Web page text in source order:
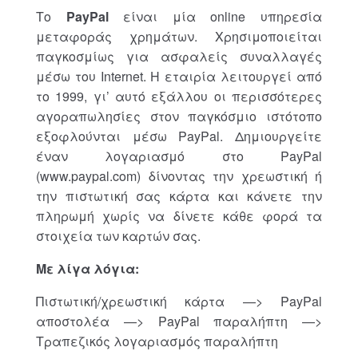
Το PayPalείναι μία online υπηρεσία
μεταφοράς χρημάτων. Χρησιμοποιείται
παγκοσμίως για ασφαλείς συναλλαγές
μέσω του Internet. Η εταιρία λειτουργεί από
το 1999, γι’ αυτό εξάλλου οι περισσότερες
αγοραπωλησίες στον παγκόσμιο ιστότοπο
εξοφλούνται μέσω PayPal. Δημιουργείτε
έναν λογαριασμό στο PayPal
(www.paypal.com) δίνοντας την χρεωστική ή
την πιστωτική σας κάρτα και κάνετε την
πληρωμή χωρίς να δίνετε κάθε φορά τα
στοιχεία των καρτών σας.
Με λίγα λόγια:
Πιστωτική/χρεωστική κάρτα —> PayPal
αποστολέα —> PayPal παραλήπτη —>
Τραπεζικός λογαριασμός παραλήπτη